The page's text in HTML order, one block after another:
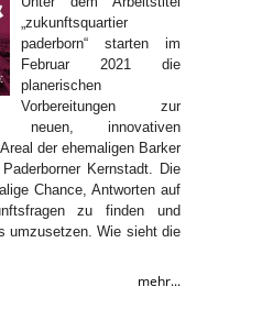
„zukunftsquartier
paderborn“ starten im
Februar 2021 die
planerischen
Vorbereitungen zur
neuen, innovativen
der ehemaligen Barker
Kernstadt. Die
Chance, Antworten auf
zu finden und
umzusetzen. Wie sieht die
mehr...